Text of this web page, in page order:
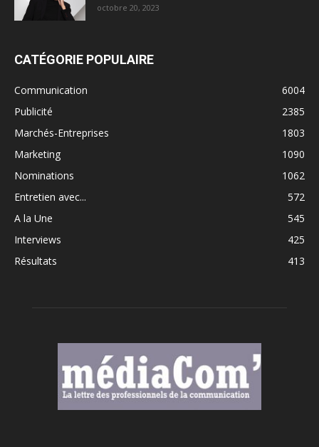
octobre 20, 2023
CATÉGORIE POPULAIRE
Communication
6004
Publicité
2385
Marchés-Entreprises
1803
Marketing
1090
Nominations
1062
Entretien avec...
572
A la Une
545
Interviews
425
Résultats
413